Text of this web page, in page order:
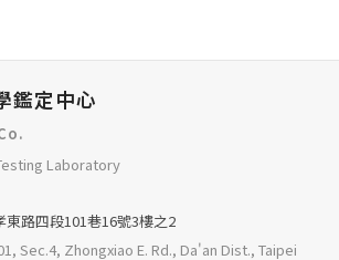
鑑定中心
Laboratory
東路四段101巷16號3樓之2
Sec.4, Zhongxiao E. Rd., Da'an Dist., Taipei